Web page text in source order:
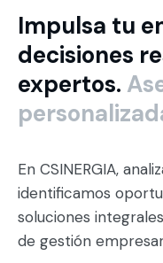
Impulsa tu
decisiones
expertos.
En CSINERGIA,
identificamos
soluciones
de gestión